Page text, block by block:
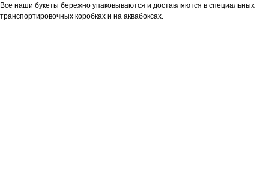
Все наши букеты бережно упаковываются и доставляются в специальных
транспортировочных коробках и на аквабоксах.